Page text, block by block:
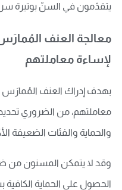
يتقدّمون في السنّ بوتيرة
معالجة العنف
لإساءة معاملتهم
بهدف إدراك العنف
معاملتهم، من الضروري
والحماية والفئات الضعيفة
وقد لا يتمكن المسنون من
الحصول على الحماية الكافية